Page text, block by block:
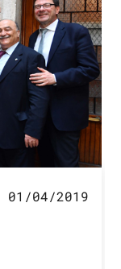
01/04/2019